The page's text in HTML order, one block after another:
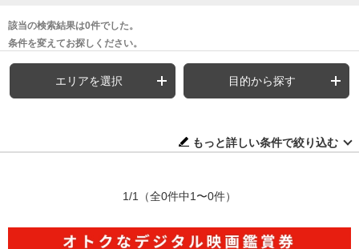
該当の検索結果は0件でした。
条件を変えてお探しください。
エリアを選択 目的から探す
もっと詳しい条件で絞り込む
1/1 （全0件中1〜0件）